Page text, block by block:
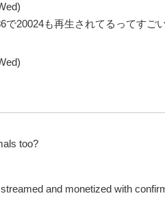
で20024も再生されてるってすご
too?
and monetized with